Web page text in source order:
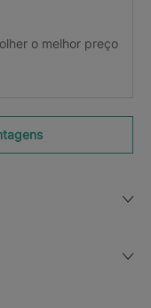
o melhor preço